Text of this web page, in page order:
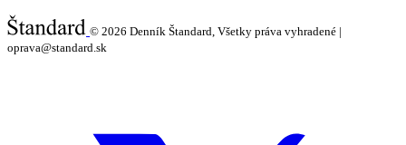
© 2026 Denník Štandard, Všetky práva vyhradené |
oprava@standard.sk